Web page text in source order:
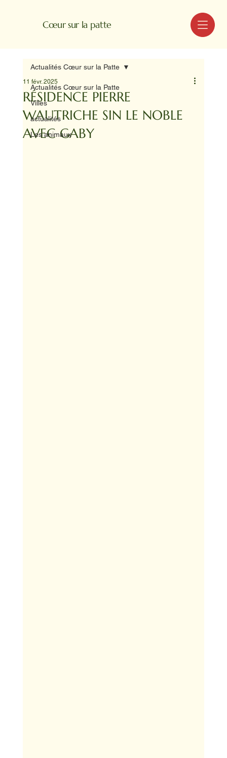
Cœur sur la patte MENU
Actualités Cœur sur la Patte
Villes
actualités
Les animaux
Actualités Cœur sur la Patte
RÉSIDENCE PIERRE
WAUTRICHE SIN LE NOBLE
AVEC GABY
11 févr. 2025